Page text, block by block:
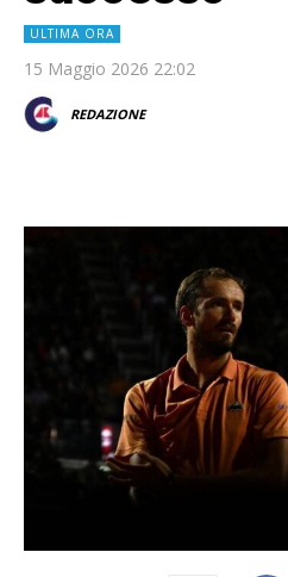
ULTIMA ORA
15 Maggio 2026 22:02
REDAZIONE